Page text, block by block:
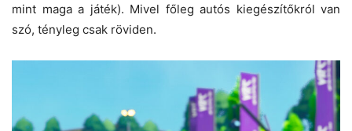
mint maga a játék). Mivel főleg autós kiegészítőkról van
szó, tényleg csak röviden.